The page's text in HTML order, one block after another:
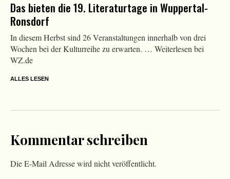
Das bieten die 19. Literaturtage in Wuppertal-
Ronsdorf
In diesem Herbst sind 26 Veranstaltungen innerhalb von drei
Wochen bei der Kulturreihe zu erwarten. … Weiterlesen bei
WZ.de
ALLES LESEN
Kommentar schreiben
Die E-Mail Adresse wird nicht veröffentlicht.